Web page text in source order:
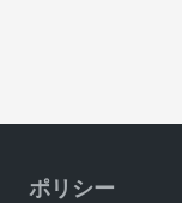
ポリシー